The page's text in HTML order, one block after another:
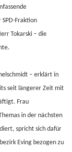
Fraktion
Tokarski – die
– erklärt in
seit längerer Zeit mit
Frau
in der nächsten
spricht sich dafür
Eving bezogen zu